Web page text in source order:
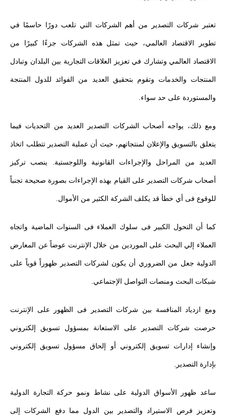
تعتبر شركات التصدير من أهم الشركات التي تلعب دورًا حاسمًا في
تطوير الاقتصاد العالمي، حيث تمثل هذه الشركات جزءًا كبيرًا من
الاقتصاد العالمي وتشارك في تعزيز العلاقات التجارية بين البلدان وتبادل
المنتجات والخدمات وتقوم بتحقيق العديد من الفوائد للدول المنتجة
والمستوردة على حد سواء.
ومع ذلك، يواجه أصحاب الشركات التصدير العديد من التحديات فيما
يتعلق بالتسويق والإعلان لمنتجاتهم، حيث أن عملية التصدير تتطلب اتخاذ
العديد من المراحل والإجراءات القانونية واللوجستية. ينصب تركيز
أصحاب شركات التصدير على القيام بهذه الإجراءات بصورة صحيحة تجنباً
للوقوع فى أي خطأ قد يكلف الشركة الكثير من الأموال.
كما أن التحول الكبير فى سلوك العملاء فى السنوات الماضية واتجاه
العملاء إلي البحث على الموردين من خلال الإنترنت عوضاً عن المعارض
الدولية جعل من الضروري أن يكون لشركات التصدير ظهوراً قوياً على
شبكات البحث ومنصات التواصل الإجتماعي.
ومع ازدياد المنافسة بين شركات التصدير فى الظهور على الإنترنت
حرصت شركات التصدير على الاستعانة بمسؤول تسويق إلكتروني
وإنشاء إدارات تسويق إلكتروني أو إلحاق مسؤول تسويق إلكتروني
بإدارة التصدير.
ساعد ظهور الأسواق الدولية على نشاط ونمو حركة التجارة الدولية
وتعزيز فرص الاستيراد والتصدير بين الدول مما دفع الشركات إلى